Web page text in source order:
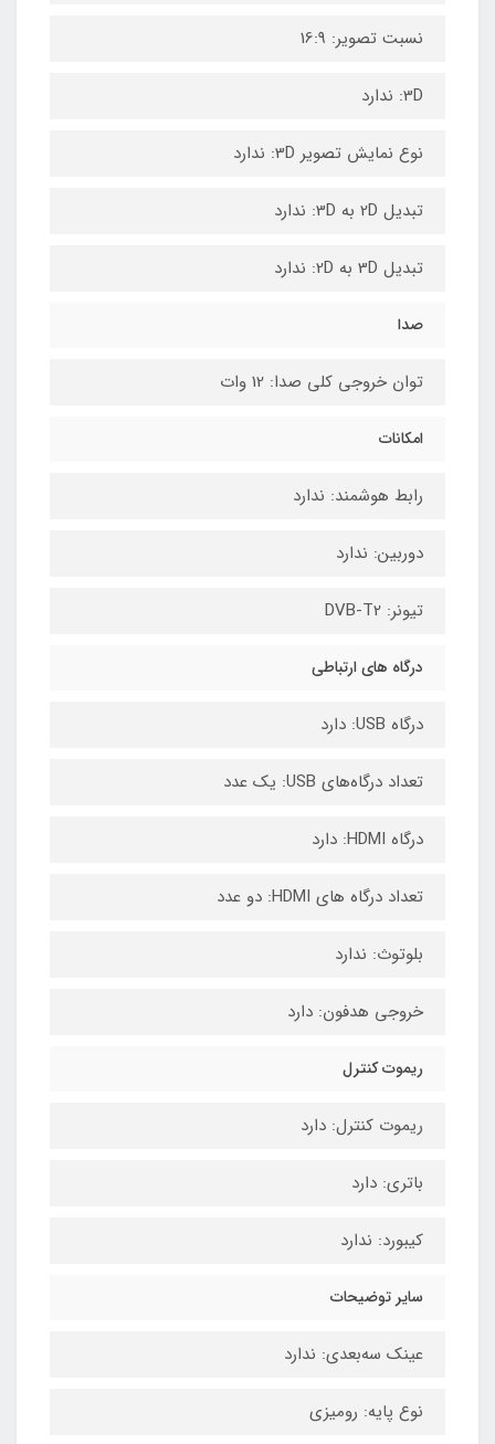
نسبت تصویر: 16:9
3D: ندارد
نوع نمایش تصویر 3D: ندارد
تبدیل 2D به 3D: ندارد
تبدیل 3D به 2D: ندارد
صدا
توان خروجی کلی صدا: 12 وات
امکانات
رابط هوشمند: ندارد
دوربین: ندارد
تیونر: DVB-T2
درگاه های ارتباطی
درگاه USB: دارد
تعداد درگاه‌های USB: یک عدد
درگاه HDMI: دارد
تعداد درگاه های HDMI: دو عدد
بلوتوث: ندارد
خروجی هدفون: دارد
ریموت کنترل
ریموت کنترل: دارد
باتری: دارد
کیبورد: ندارد
سایر توضیحات
عینک سه‌بعدی: ندارد
نوع پایه: رومیزی